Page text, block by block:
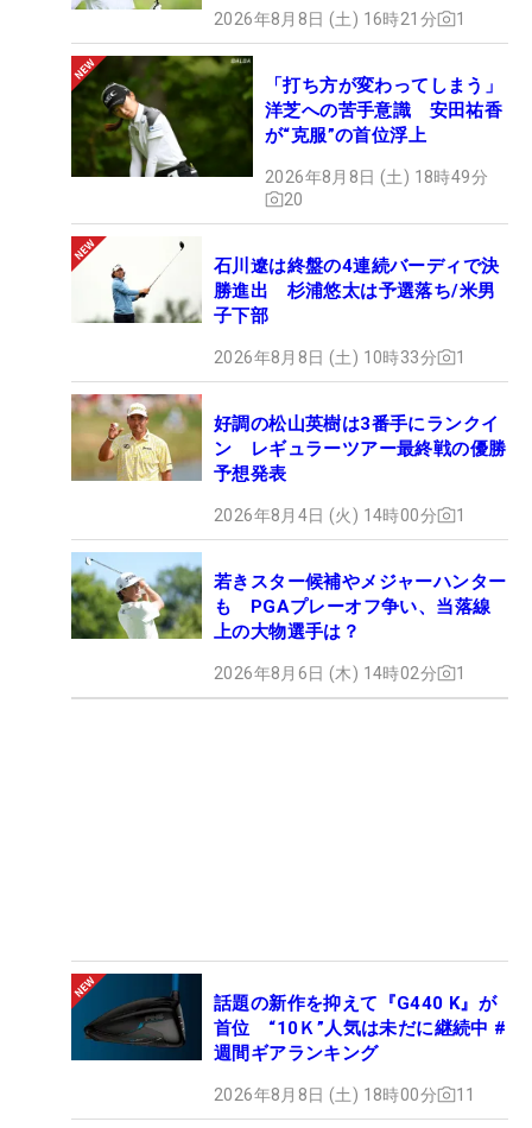
2026年8月8日 (土) 16時21分 1
「打ち方が変わってしまう」
洋芝への苦手意識 安田祐香
が“克服”の首位浮上
2026年8月8日 (土) 18時49分
20
石川遼は終盤の4連続バーディで決
勝進出 杉浦悠太は予選落ち/米男
子下部
2026年8月8日 (土) 10時33分 1
好調の松山英樹は3番手にランクイ
ン レギュラーツアー最終戦の優勝
予想発表
2026年8月4日 (火) 14時00分 1
若きスター候補やメジャーハンター
も PGAプレーオフ争い、当落線
上の大物選手は？
2026年8月6日 (木) 14時02分 1
話題の新作を抑えて『G440 K』が
首位 “10Ｋ”人気は未だに継続中 #
週間ギアランキング
2026年8月8日 (土) 18時00分 11